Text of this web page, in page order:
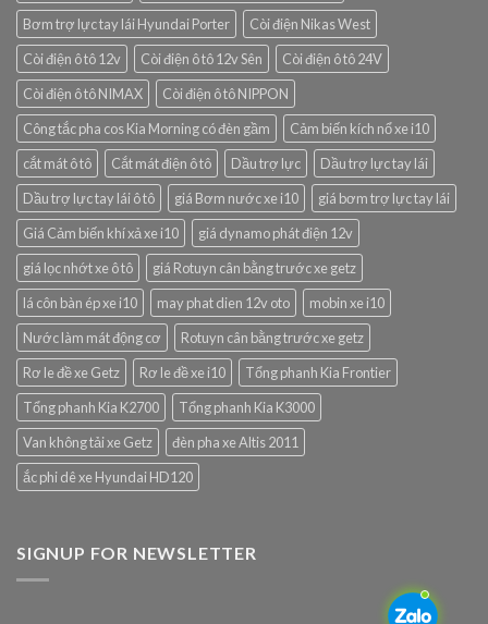
Bơm trợ lực tay lái Hyundai Porter
Còi điện Nikas West
Còi điện ô tô 12v
Còi điện ô tô 12v Sên
Còi điện ô tô 24V
Còi điện ô tô NIMAX
Còi điện ô tô NIPPON
Công tắc pha cos Kia Morning có đèn gầm
Cảm biến kích nổ xe i10
cắt mát ô tô
Cắt mát điện ô tô Dầu trợ lực
Dầu trợ lực tay lái
Dầu trợ lực tay lái ô tô
giá Bơm nước xe i10
giá bơm trợ lực tay lái
Giá Cảm biến khí xả xe i10
giá dynamo phát điện 12v
giá lọc nhớt xe ô tô
giá Rotuyn cân bằng trước xe getz
lá côn bàn ép xe i10
may phat dien 12v oto
mobin xe i10
Nước làm mát động cơ
Rotuyn cân bằng trước xe getz
Rơ le đề xe Getz
Rơ le đề xe i10
Tổng phanh Kia Frontier
Tổng phanh Kia K2700
Tổng phanh Kia K3000
Van không tải xe Getz
đèn pha xe Altis 2011
ắc phi dê xe Hyundai HD120
SIGNUP FOR NEWSLETTER